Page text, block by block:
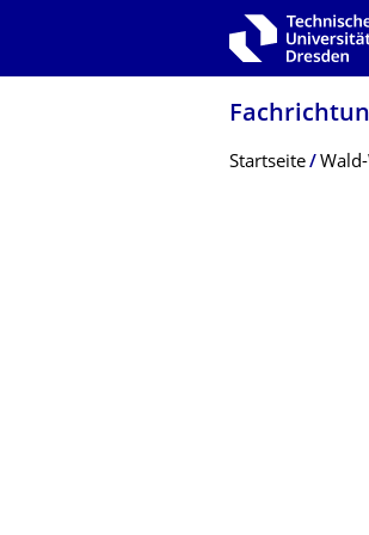
Zur Hauptnavigation springen
Breadcrumb-
Startseite